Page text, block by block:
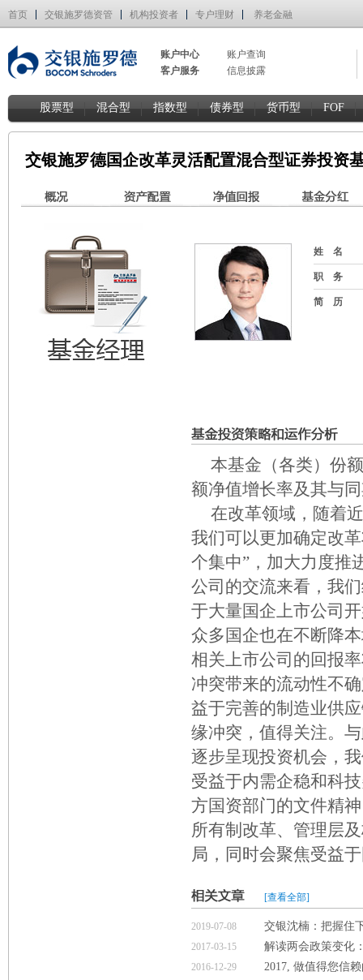
首页 交银施罗德资管 机构投资者 专户理财 养老金融
账户中心
账户查询
客户服务
信息披露
股票型 混合型 指数型 债券型 货币型 FOF
交银施罗德国企改革灵活配置混合型证券投资
姓 名
职 务
简 历
本基金（各类）份
额净值增长率及其与
在改革领域，随着
我们可以更加确定改
个集中”，加大力度推
公司的交流来看，我
于大量国企上市公司
众多国企也在不断降
相关上市公司的回报
冲突带来的流动性不
益于完善的制造业供
缘冲突，值得关注。
逐步呈现投资机会，
受益于内需企稳和科
方国资部门的文件精
所有制改革、管理层
局，同时会聚焦受益
[查看全部]
2019-07-08 交银沈楠：把握住
2017-03-15 解读两会政策变化
2016-12-29 2017, 做值得您信